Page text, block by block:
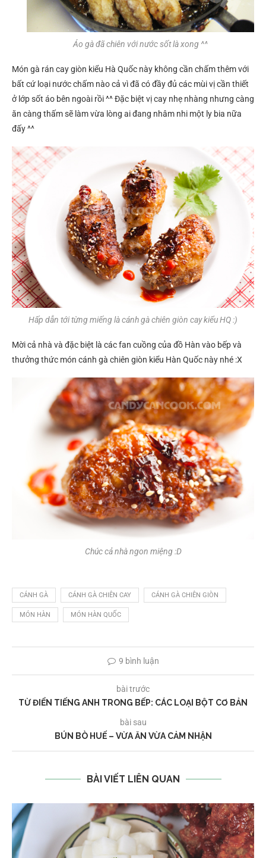
Áo gà đã chiên với nước sốt là xong ^^
Món gà rán cay giòn kiểu Hà Quốc này không cần chấm thêm với
bất cứ loại nước chấm nào cả vì đã có đầy đủ các mùi vị cần thiết
ở lớp sốt áo bên ngoài rồi ^^ Đặc biệt vị cay nhẹ nhàng nhưng càng
ăn càng thấm sẽ làm vừa lòng ai đang nhâm nhi một ly bia nữa
đấy ^^
Hấp dẫn tới từng miếng là cánh gà chiên giòn cay kiểu HQ :)
Mời cả nhà và đặc biệt là các fan cuồng của đồ Hàn vào bếp và
thưởng thức món cánh gà chiên giòn kiểu Hàn Quốc này nhé :X
Chúc cả nhà ngon miệng :D
CÁNH GÀ CÁNH GÀ CHIÊN CAY CÁNH GÀ CHIÊN GIÒN
MÓN HÀN MÓN HÀN QUỐC
9 bình luận
bài trước
TỪ ĐIỂN TIẾNG ANH TRONG BẾP: CÁC LOẠI BỘT CƠ BẢN
bài sau
BÚN BÒ HUẾ – VỪA ĂN VỪA CẢM NHẬN
BÀI VIẾT LIÊN QUAN